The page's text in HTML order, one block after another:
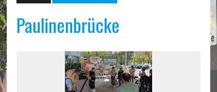
Paulinenbrücke